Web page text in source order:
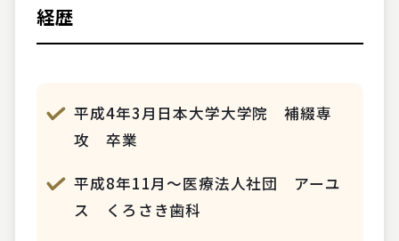
経歴
平成4年3月日本大学大学院 補綴専
攻 卒業
平成8年11月～医療法人社団 アーユ
ス くろさき歯科